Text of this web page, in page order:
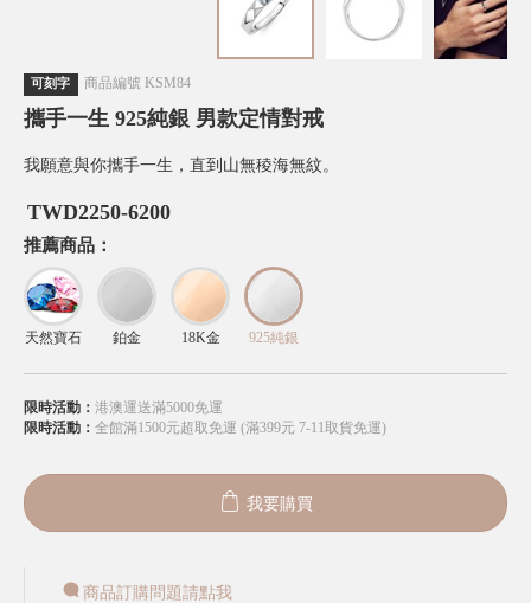
可刻字 商品編號 KSM84
攜手一生 925純銀 男款定情對戒
我願意與你攜手一生，直到山無稜海無紋。
TWD2250-6200
推薦商品：
天然寶石 鉑金 18K金 925純銀
限時活動： 港澳運送滿5000免運
限時活動： 全館滿1500元超取免運 (滿399元 7-11取貨免運)
我要購買
商品訂購問題請點我